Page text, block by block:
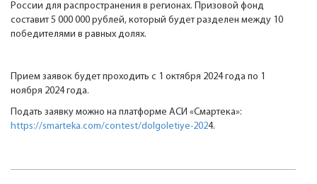
России для распространения в регионах. Призовой фонд
составит 5 000 000 рублей, который будет разделен между 10
победителями в равных долях.
Прием заявок будет проходить с 1 октября 2024 года по 1
ноября 2024 года.
Подать заявку можно на платформе АСИ «Смартека»:
https://smarteka.com/contest/dolgoletiye-2024.